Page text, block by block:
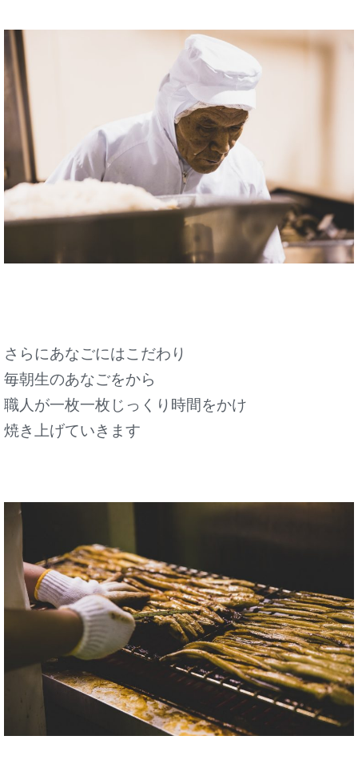
さらにあなごにはこだわり
毎朝生のあなごをから
職人が一枚一枚じっくり時間をかけ
焼き上げていきます